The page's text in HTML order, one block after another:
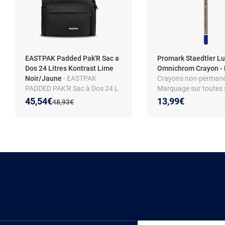
EASTPAK Padded Pak'R Sac a
Dos 24 Litres Kontrast Lime
Noir/Jaune - EASTPAK
PADDED PAK'R Sac à Dos 24 L
Noir
Ancien prix :
48,93€
Nouveau prix :
45,54€
Réduction de :
Promark Staedtler
Omnichrom Crayon -
Crayons non-
Marquage sur toutes
- Boîte de 12 crayons
13,99€